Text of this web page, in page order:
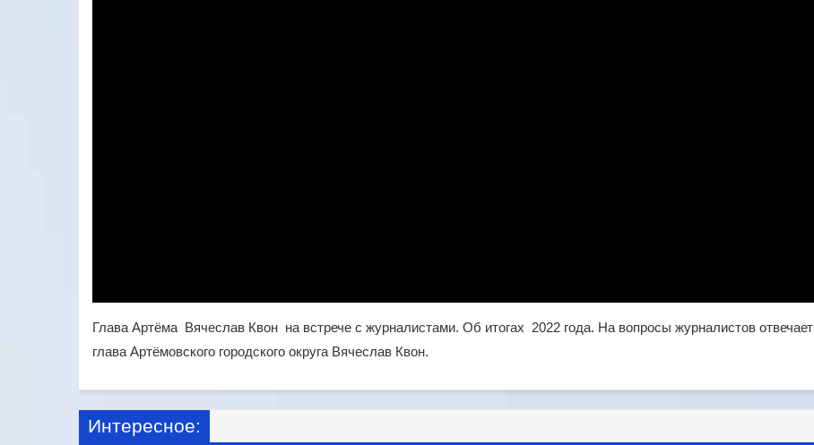
Глава Артёма Вячеслав Квон на встрече с журналистами. Об итогах 2022 года. На вопросы журналистов отвечает
глава Артёмовского городского округа Вячеслав Квон.
Интересное: